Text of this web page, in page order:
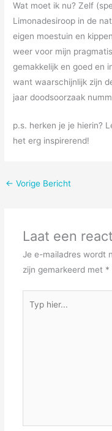
Wat moet ik nu? Zelf
Limonadesiroop in de
eigen moestuin en
weer voor mijn
gemakkelijk en goed en
want waarschijnlijk zijn
jaar doodsoorzaak
p.s. herken je je hierin?
het erg inspirerend!
← Vorige Bericht
Laat een
Je e-mailadres wordt
zijn gemarkeerd met *
hier...